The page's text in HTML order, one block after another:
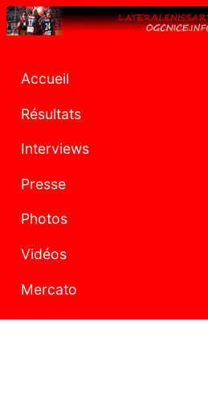
Accueil
Résultats
Interviews
Presse
Photos
Vidéos
Mercato